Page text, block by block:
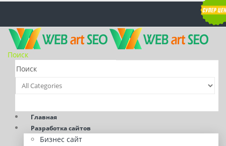
Поиск
Главная
Разработка сайтов
Бизнес сайт